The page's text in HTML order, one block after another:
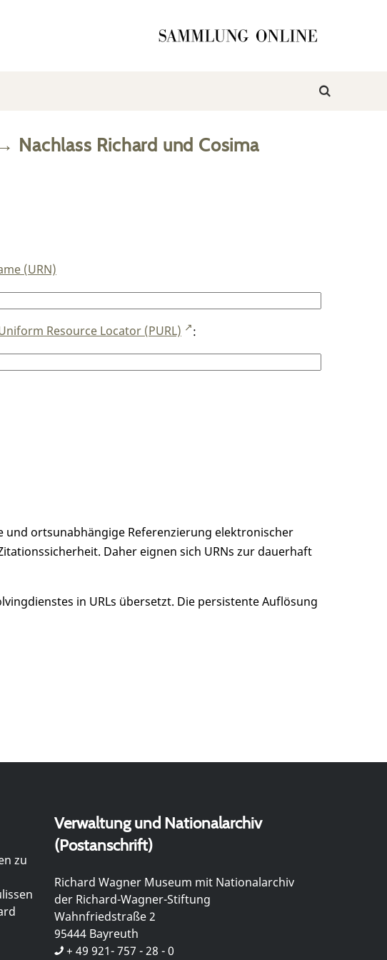
Nachlass Richard und Cosima
(URN)
Resource Locator (PURL) :
ortsunabhängige Referenzierung elektronischer
Daher eignen sich URNs zur dauerhaft
in URLs übersetzt. Die persistente Auflösung
zu
Verwaltung und Nationalarchiv
(Postanschrift)
Richard Wagner Museum mit Nationalarchiv
der Richard-Wagner-Stiftung
Wahnfriedstraße 2
95444 Bayreuth
+ 49 921- 757 - 28 - 0